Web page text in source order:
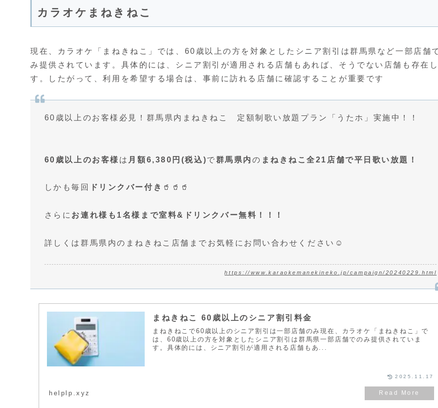
カラオケまねきねこ
現在、カラオケ「まねきねこ」では、60歳以上の方を対象としたシニア割引は群馬県など一部店舗
み提供されています。具体的には、シニア割引が適用される店舗もあれば、そうでない店舗も存在
す。したがって、利用を希望する場合は、事前に訪れる店舗に確認することが重要です
60歳以上のお客様必見！群馬県内まねきねこ 定額制歌い放題プラン「うたホ」実施中！！
60歳以上のお客様 は 月額6,380円(税込)で群馬県内 の まねきねこ全21店舗で平日歌い放題！
しかも毎回 ドリンクバー付き 🥤🥤🥤
さらに お連れ様も1名様まで室料&ドリンクバー無料！！！
詳しくは群馬県内のまねきねこ店舗までお気軽にお問い合わせください☺
https://www.karaokemanekineko.jp/campaign/20240229.html
まねきねこ 60歳以上のシニア割引料金
まねきねこで60歳以上のシニア割引は一部店舗のみ現在、カラオケ「まねきねこ」で
は、60歳以上の方を対象としたシニア割引は群馬県一部店舗でのみ提供されていま
す。具体的には、シニア割引が適用される店舗もあ...
helplp.xyz
2025.11.17